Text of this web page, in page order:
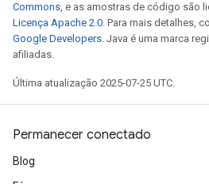
Commons, e as amostras de código são
Licença Apache 2.0. Para mais detalhes,
Google Developers. Java é uma marca
afiliadas.
Última atualização 2025-07-25 UTC.
Permanecer conectado
Blog